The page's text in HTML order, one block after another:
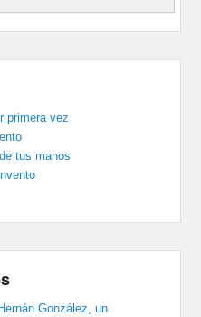
primera vez
tus manos
González, un